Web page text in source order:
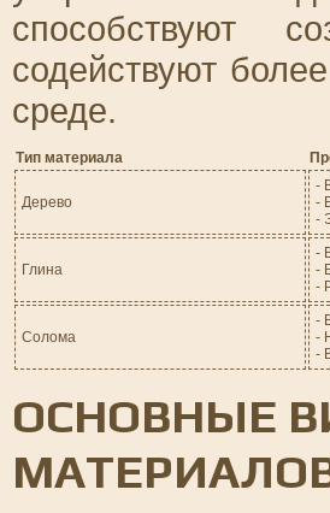
способствуют
содействуют
среде.
Тип материала
Дерево
-
-
-
Глина
-
-
-
Солома
-
-
-
ОСНОВНЫЕ